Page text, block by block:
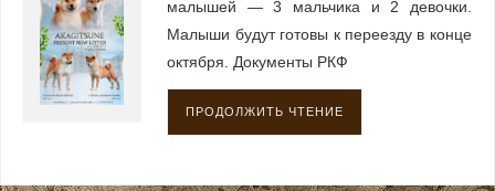
малышей — 3 мальчика и 2 девочки.
Малыши будут готовы к переезду в конце
октября. Документы РКФ
ПРОДОЛЖИТЬ ЧТЕНИЕ